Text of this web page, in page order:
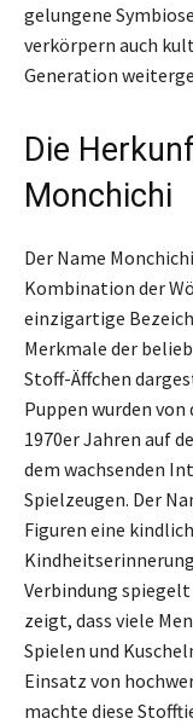
gelungene
verkörpern auch
Generation
Die
Monchichi
Der Name
Kombination der
einzigartige
Merkmale der
Stoff-Äffchen
Puppen wurden von
1970er Jahren auf
dem wachsenden
Spielzeugen. Der
Figuren eine
Verbindung spiegelt
zeigt, dass viele
Spielen und
Einsatz von
machte diese